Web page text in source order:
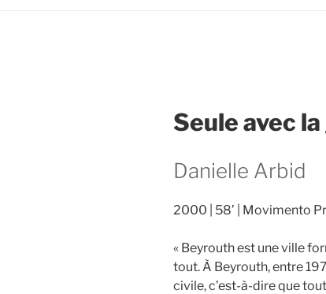
Seule avec
Danielle Arbid
2000 58’ Movimento
« Beyrouth est une ville
tout. À Beyrouth, entre
civile, c’est-à-dire que